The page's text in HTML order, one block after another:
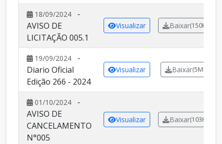
18/09/2024
-
AVISO DE
LICITAÇÃO 005.1
Visualizar Baixar(150KB)
19/09/2024
-
Diario Oficial
Edição 266 - 2024
Visualizar Baixar(5MB)
01/10/2024
-
AVISO DE
CANCELAMENTO
N°005
Visualizar Baixar(103KB)